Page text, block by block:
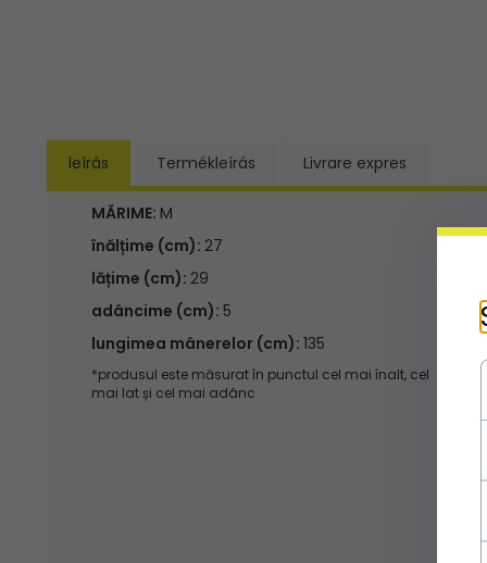
leírás Termékleírás Livrare expres
MĂRIME: M
înălțime (cm): 27
lățime (cm): 29
adâncime (cm): 5
lungimea mânerelor (cm): 135
*produsul este măsurat în punctul cel mai înalt, cel
mai lat și cel mai adânc